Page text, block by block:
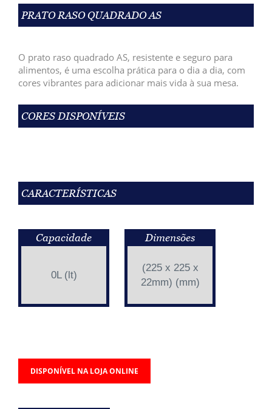
PRATO RASO QUADRADO AS
O prato raso quadrado AS, resistente e seguro para
alimentos, é uma escolha prática para o dia a dia, com
cores vibrantes para adicionar mais vida à sua mesa.
CORES DISPONÍVEIS
CARACTERÍSTICAS
Capacidade
0L (lt)
Dimensões
(225 x 225 x
22mm) (mm)
DISPONÍVEL NA LOJA ONLINE